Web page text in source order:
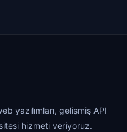
yazılımları, gelişmiş API
hizmeti veriyoruz.